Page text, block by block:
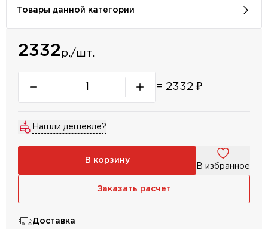
Товары данной категории
2332р./шт.
= 2332 ₽
Нашли дешевле?
В корзину
В избранное
Заказать расчет
Доставка